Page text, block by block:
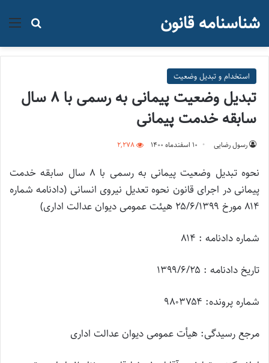
جستجو شناسنامه قانون
استخدام و تبدیل وضعیت
تبدیل وضعیت پیمانی به رسمی با ۸ سال
سابقه خدمت پیمانی
رسول رضایی ۱۰ اسفند‌ماه ۱۴۰۰ 2,278
نحوه تبدیل وضعیت پیمانی به رسمی با ۸ سال سابقه خدمت
پیمانی در اجرای قانون نحوه تعدیل نیروی انسانی (دادنامه شماره
۸۱۴ مورخ ۲۵/۶/۱۳۹۹ هیئت عمومی دیوان عدالت اداری)
شماره دادنامه : ۸۱۴
تاریخ دادنامه : ۱۳۹۹/۶/۲۵
شماره پرونده: ۹۸۰۳۷۵۴
مرجع رسیدگی: هیأت عمومی دیوان عدالت اداری